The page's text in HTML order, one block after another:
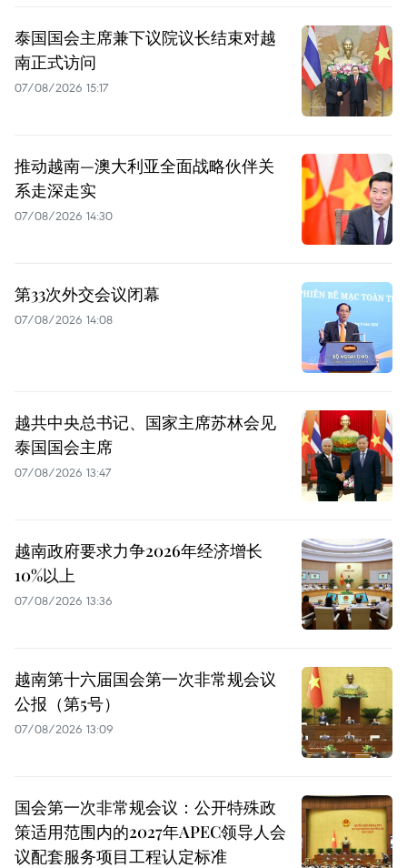
泰国国会主席兼下议院议长结束对越
南正式访问
07/08/2026 15:17
推动越南—澳大利亚全面战略伙伴关
系走深走实
07/08/2026 14:30
第33次外交会议闭幕
07/08/2026 14:08
越共中央总书记、国家主席苏林会见
泰国国会主席
07/08/2026 13:47
越南政府要求力争2026年经济增长
10%以上
07/08/2026 13:36
越南第十六届国会第一次非常规会议
公报（第5号）
07/08/2026 13:09
国会第一次非常规会议：公开特殊政
策适用范围内的2027年APEC领导人会
议配套服务项目工程认定标准